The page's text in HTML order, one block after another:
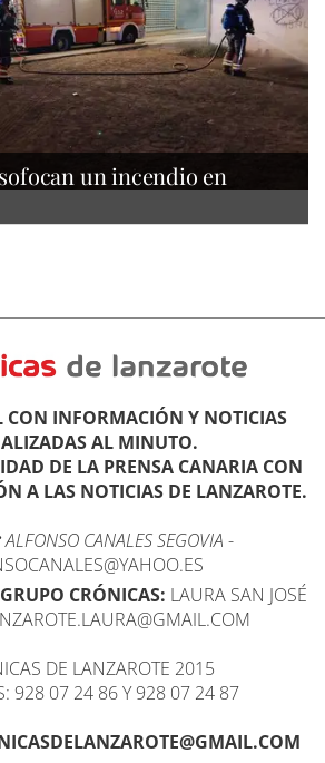
un incendio en
CON INFORMACIÓN Y NOTICIAS
AL MINUTO.
DE LA PRENSA CANARIA CON
A LAS NOTICIAS DE LANZAROTE.
ALFONSO CANALES SEGOVIA -
CRÓNICAS: LAURA SAN JOSÉ
DE LANZAROTE 2015
928 07 24 86 Y 928 07 24 87